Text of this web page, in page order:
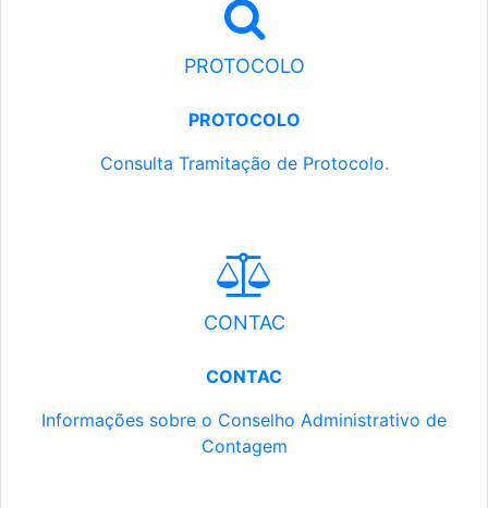
PROTOCOLO
PROTOCOLO
Consulta Tramitação de Protocolo.
CONTAC
CONTAC
Informações sobre o Conselho Administrativo de
Contagem